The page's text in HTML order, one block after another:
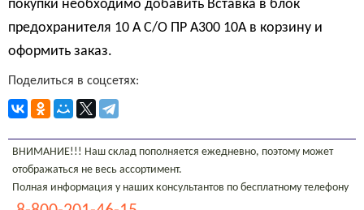
покупки необходимо добавить Вставка в блок
предохранителя 10 А С/О ПР А300 10А в корзину и
оформить заказ.
Поделиться в соцсетях:
ВНИМАНИЕ!!! Наш склад пополняется ежедневно, поэтому может
отображаться не весь ассортимент.
Полная информация у наших консультантов по бесплатному телефону